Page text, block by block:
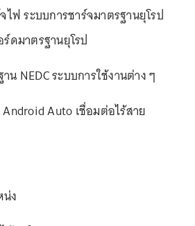
ไฟ ระบบการชาร์จมาตรฐานยุโรป
ดมาตรฐานยุโรป
น NEDC ระบบการใช้งานต่าง ๆ
Auto เชื่อมต่อไร้สาย
ง